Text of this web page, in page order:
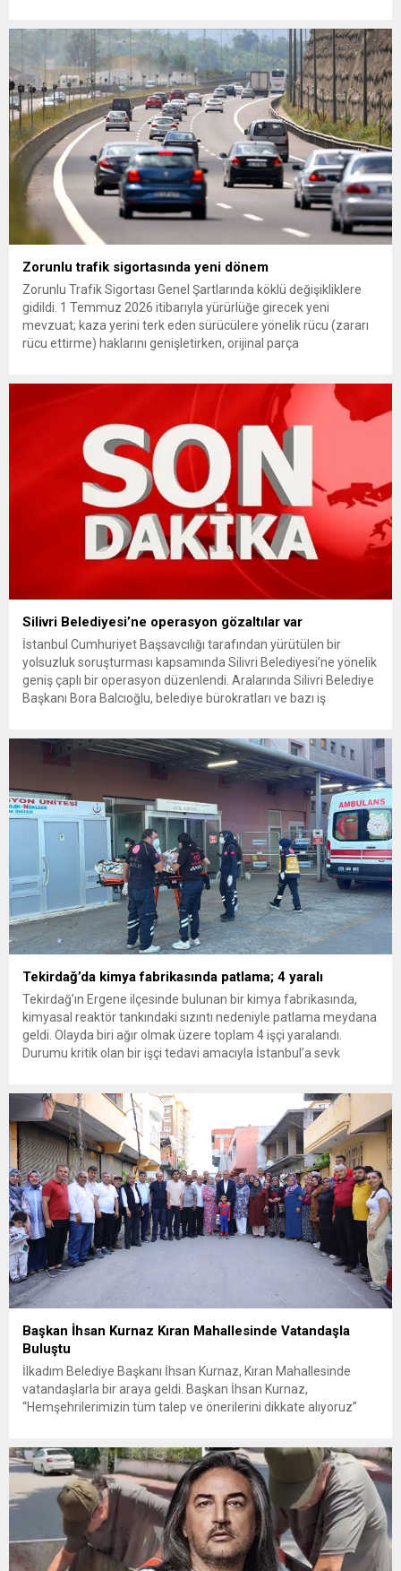
çıkarma cezası uygulanmak üzere Yüksek Disiplin Kurulu’na
(YDK) sevk edilen ve partideki tüm görevlerinden...
Zorunlu trafik sigortasında yeni dönem
Zorunlu Trafik Sigortası Genel Şartlarında köklü değişikliklere
gidildi. 1 Temmuz 2026 itibarıyla yürürlüğe girecek yeni
mevzuat; kaza yerini terk eden sürücülere yönelik rücu (zararı
rücu ettirme) haklarını genişletirken, orijinal parça
getiriyor. Hazine Müsteşarlığına bağlı ilgili kurumlarca...
Silivri Belediyesi’ne operasyon gözaltılar var
İstanbul Cumhuriyet Başsavcılığı tarafından yürütülen bir
yolsuzluk soruşturması kapsamında Silivri Belediyesi’ne yönelik
geniş çaplı bir operasyon düzenlendi. Aralarında Silivri Belediye
Başkanı Bora Balcıoğlu, belediye bürokratları ve bazı iş
inceleme ve arama çalışmaları devam ediyor. İstanbul’da...
Tekirdağ’da kimya fabrikasında patlama; 4 yaralı
Tekirdağ’ın Ergene ilçesinde bulunan bir kimya fabrikasında,
kimyasal reaktör tankındaki sızıntı nedeniyle patlama meydana
geldi. Olayda biri ağır olmak üzere toplam 4 işçi yaralandı.
Durumu kritik olan bir işçi tedavi amacıyla İstanbul’a sevk
ilçesine...
Başkan İhsan Kurnaz Kıran Mahallesinde Vatandaşla
Buluştu
İlkadım Belediye Başkanı İhsan Kurnaz, Kıran Mahallesinde
vatandaşlarla bir araya geldi. Başkan İhsan Kurnaz,
“Hemşehrilerimizin tüm talep ve önerilerini dikkate alıyoruz”
sohbet eden, onların talep ve önerileri dinleyen Başkan İhsan
Kurnaz, gelen taleplerin çözümü için...